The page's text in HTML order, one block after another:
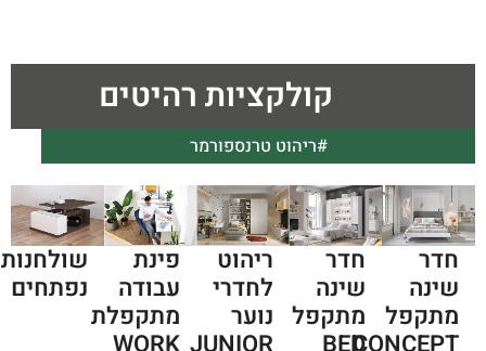
קולקציות רהיטים
#ריהוט טרנספורמר
חדר
שינה
מתקפל
חדר
שינה
מתקפל
ריהוט
לחדרי
נוער
פינת
עבודה
מתקפלת
שולחנות
נפתחים